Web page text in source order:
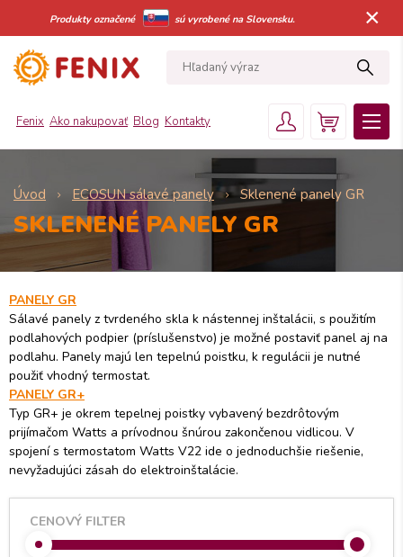
Produkty označené sú vyrobené na Slovensku. ×
Fenix Ako nakupovať Blog Kontakty
Úvod ECOSUN sálavé panely Sklenené panely GR
SKLENENÉ PANELY GR
PANELY GR
Sálavé panely z tvrdeného skla k nástennej inštalácii, s použitím
podlahových podpier (príslušenstvo) je možné postaviť panel aj na
podlahu. Panely majú len tepelnú poistku, k regulácii je nutné
použiť vhodný termostat.
PANELY GR+
Typ GR+ je okrem tepelnej poistky vybavený bezdrôtovým
prijímačom Watts a prívodnou šnúrou zakončenou vidlicou. V
spojení s termostatom Watts V22 ide o jednoduchšie riešenie,
nevyžadujúci zásah do elektroinštalácie.
CENOVÝ FILTER